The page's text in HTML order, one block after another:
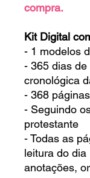
compra.
Kit Digital
- 1 modelos
- 365 dias de
cronológica
- 368 páginas
- Seguindo
protestante
- Todas as
leitura do
anotações,